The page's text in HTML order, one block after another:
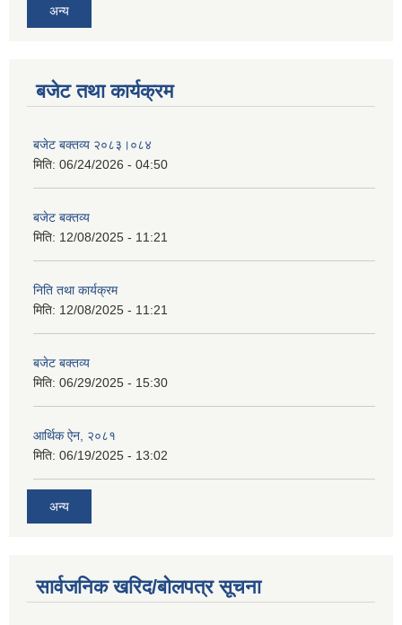
अन्य
बजेट तथा कार्यक्रम
बजेट बक्तव्य २०८३।०८४
मिति: 06/24/2026 - 04:50
बजेट बक्तव्य
मिति: 12/08/2025 - 11:21
निति तथा कार्यक्रम
मिति: 12/08/2025 - 11:21
बजेट बक्तव्य
मिति: 06/29/2025 - 15:30
आर्थिक ऐन, २०८१
मिति: 06/19/2025 - 13:02
अन्य
सार्वजनिक खरिद/बोलपत्र सूचना